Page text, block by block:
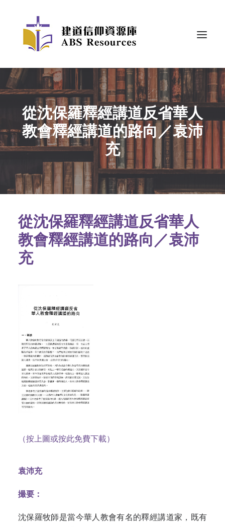
從沈保羅釋經講道反省華人
教會釋經講道的路向／袁沛
充
從沈保羅釋經講道反省華人
教會釋經講道的路向／袁沛
充
（按上圖或按此免費下載）
袁沛充
撮要：
沈保羅牧師是當今華人教會有名的釋經講道家 ， 既有